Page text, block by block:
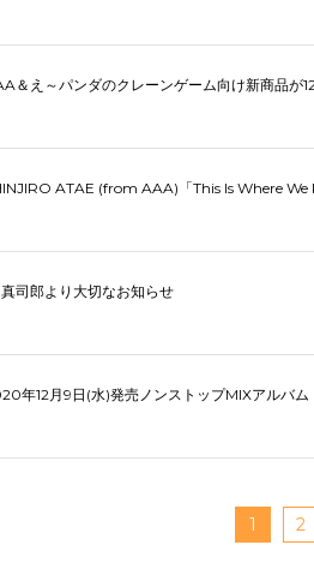
＆え～パンダのクレーンゲーム向け新商品が
ATAE (from AAA)「This Is Where We
司郎より大切なお知らせ
年12月9日(水)発売ノンストップMIXアルバ
1 2